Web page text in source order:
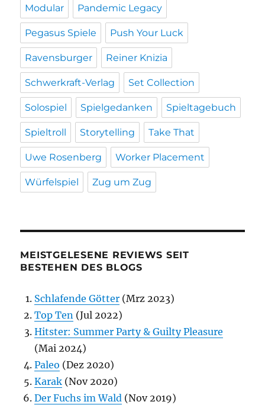
Modular Pandemic Legacy
Pegasus Spiele Push Your Luck
Ravensburger Reiner Knizia
Schwerkraft-Verlag Set Collection
Solospiel Spielgedanken Spieltagebuch
Spieltroll Storytelling Take That
Uwe Rosenberg Worker Placement
Würfelspiel Zug um Zug
MEISTGELESENE REVIEWS SEIT
BESTEHEN DES BLOGS
Schlafende Götter (Mrz 2023)
Top Ten (Jul 2022)
Hitster: Summer Party & Guilty Pleasure
(Mai 2024)
Paleo (Dez 2020)
Karak (Nov 2020)
Der Fuchs im Wald (Nov 2019)